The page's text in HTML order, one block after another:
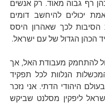
רף גבוה מאוד. רק אנשים
יכולים להיחשב דומים
הסיבות לכך שאהרון היסס
הכהן הגדול של עם ישראל.
להתחמק מעבודת האל, אך
הנלוות לכל תפקיד
היהודי הדתי. אני נזכר
ליפקין מסלנט שביקש